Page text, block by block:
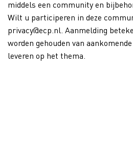
middels een community en
Wilt u participeren in deze
privacy@ecp.nl. Aanmelding
worden gehouden van
leveren op het thema.